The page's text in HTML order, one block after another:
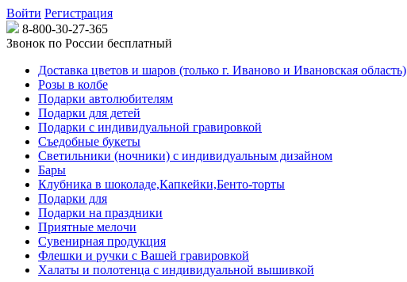
Войти Регистрация
8-800-30-27-365
Звонок по России бесплатный
Доставка цветов и шаров (только г. Иваново и Ивановская область)
Розы в колбе
Подарки автолюбителям
Подарки для детей
Подарки с индивидуальной гравировкой
Съедобные букеты
Светильники (ночники) с индивидуальным дизайном
Бары
Клубника в шоколаде,Капкейки,Бенто-торты
Подарки для
Подарки на праздники
Приятные мелочи
Сувенирная продукция
Флешки и ручки с Вашей гравировкой
Халаты и полотенца с индивидуальной вышивкой